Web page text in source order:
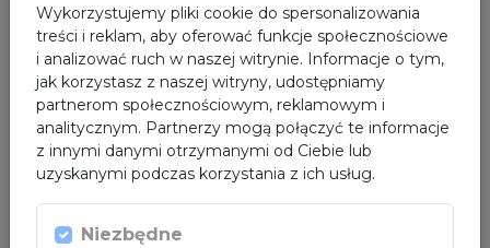
PARTNER
Wykorzystujemy pliki cookie do spersonalizowania
treści i reklam, aby oferować funkcje społecznościowe
i analizować ruch w naszej witrynie. Informacje o tym,
jak korzystasz z naszej witryny, udostępniamy
partnerom społecznościowym, reklamowym i
analitycznym. Partnerzy mogą połączyć te informacje
z innymi danymi otrzymanymi od Ciebie lub
uzyskanymi podczas korzystania z ich usług.
Niezbędne